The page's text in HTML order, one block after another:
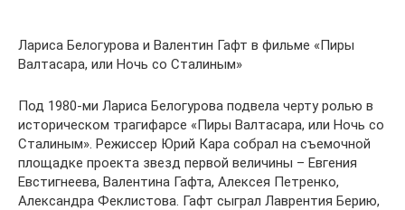
Лариса Белогурова и Валентин Гафт в фильме «Пиры
Валтасара, или Ночь со Сталиным»
Под 1980-ми Лариса Белогурова подвела черту ролью в
историческом трагифарсе «Пиры Валтасара, или Ночь со
Сталиным». Режиссер Юрий Кара собрал на съемочной
площадке проекта звезд первой величины – Евгения
Евстигнеева, Валентина Гафта, Алексея Петренко,
Александра Феклистова. Гафт сыграл Лаврентия Берию,